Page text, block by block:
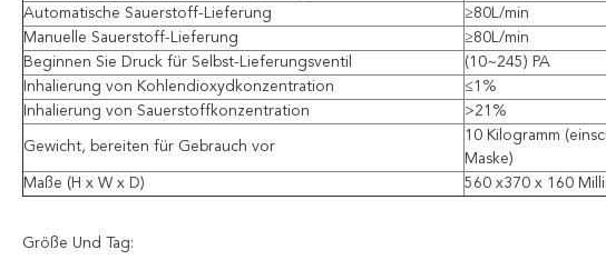
Automatische Sauerstoff-Lieferung
≥80L/min
Manuelle Sauerstoff-Lieferung
≥80L/min
Beginnen Sie Druck für Selbst-Lieferungsventil
(10~245) PA
Inhalierung von Kohlendioxydkonzentration
≤1%
Inhalierung von Sauerstoffkonzentration
>21%
Gewicht, bereiten für Gebrauch vor
10 Kilogramm
Maske)
Maße (H x W x D)
560 x370 x 160
Größe Und Tag: